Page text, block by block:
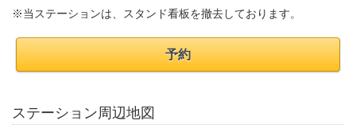
※当ステーションは、スタンド看板を撤去しております。
予約
ステーション周辺地図